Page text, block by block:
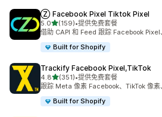
Ⓩ Facebook Pixel Tiktok Pixel
5.0星（满分 5 星）
(159)
总共 159 条评论
•提供免费套餐
借助 CAPI 和 Feed 跟踪 Facebook
Built for Shopify
Trackify Facebook Pixel,TikTok
4.8星（满分 5 星）
(351)
总共 351 条评论
•提供免费套餐
跟踪 Meta 像素 Facebook、TikTok 像素
Built for Shopify